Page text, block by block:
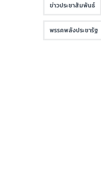
ข่าวประชาสัมพันธ์
พรรคพลังประชารัฐ